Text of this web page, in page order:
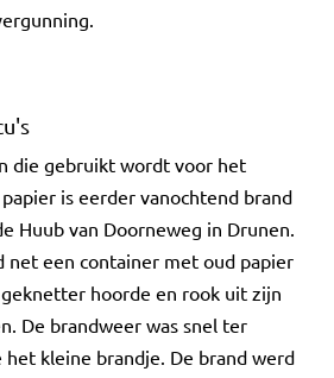
die gebruikt wordt voor het
is eerder vanochtend brand
Huub van Doorneweg in Drunen.
net een container met oud papier
hoorde en rook uit zijn
De brandweer was snel ter
het kleine brandje. De brand werd